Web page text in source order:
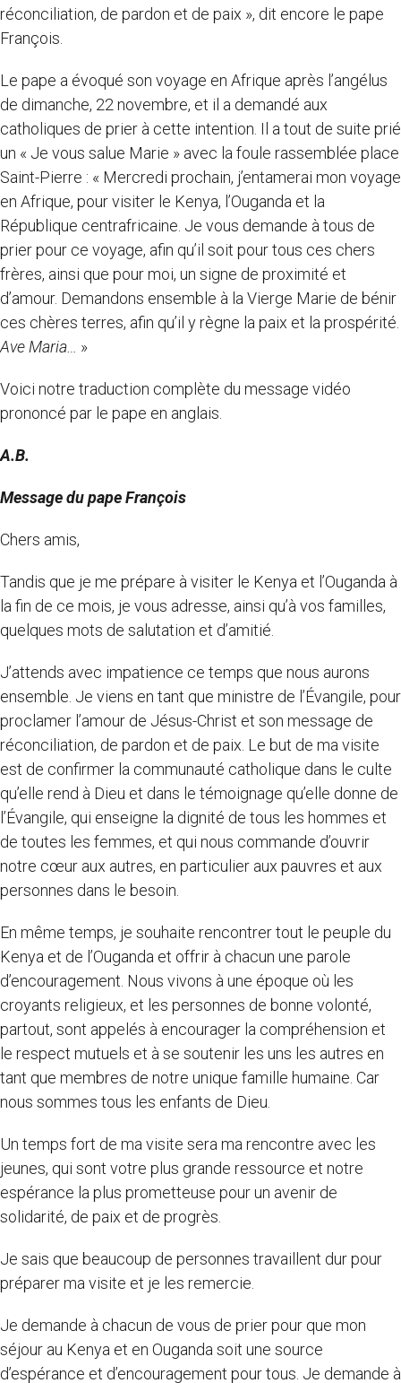
réconciliation, de pardon et de paix », dit encore le pape
François.
Le pape a évoqué son voyage en Afrique après l’angélus
de dimanche, 22 novembre, et il a demandé aux
catholiques de prier à cette intention. Il a tout de suite prié
un « Je vous salue Marie » avec la foule rassemblée place
Saint-Pierre : « Mercredi prochain, j’entamerai mon voyage
en Afrique, pour visiter le Kenya, l’Ouganda et la
République centrafricaine. Je vous demande à tous de
prier pour ce voyage, afin qu’il soit pour tous ces chers
frères, ainsi que pour moi, un signe de proximité et
d’amour. Demandons ensemble à la Vierge Marie de bénir
ces chères terres, afin qu’il y règne la paix et la prospérité.
Ave Maria…
»
Voici notre traduction complète du message vidéo
prononcé par le pape en anglais.
A.B.
Message du pape François
Chers amis,
Tandis que je me prépare à visiter le Kenya et l’Ouganda à
la fin de ce mois, je vous adresse, ainsi qu’à vos familles,
quelques mots de salutation et d’amitié.
J’attends avec impatience ce temps que nous aurons
ensemble. Je viens en tant que ministre de l’Évangile, pour
proclamer l’amour de Jésus-Christ et son message de
réconciliation, de pardon et de paix. Le but de ma visite
est de confirmer la communauté catholique dans le culte
qu’elle rend à Dieu et dans le témoignage qu’elle donne de
l’Évangile, qui enseigne la dignité de tous les hommes et
de toutes les femmes, et qui nous commande d’ouvrir
notre cœur aux autres, en particulier aux pauvres et aux
personnes dans le besoin.
En même temps, je souhaite rencontrer tout le peuple du
Kenya et de l’Ouganda et offrir à chacun une parole
d’encouragement. Nous vivons à une époque où les
croyants religieux, et les personnes de bonne volonté,
partout, sont appelés à encourager la compréhension et
le respect mutuels et à se soutenir les uns les autres en
tant que membres de notre unique famille humaine. Car
nous sommes tous les enfants de Dieu.
Un temps fort de ma visite sera ma rencontre avec les
jeunes, qui sont votre plus grande ressource et notre
espérance la plus prometteuse pour un avenir de
solidarité, de paix et de progrès.
Je sais que beaucoup de personnes travaillent dur pour
préparer ma visite et je les remercie.
Je demande à chacun de vous de prier pour que mon
séjour au Kenya et en Ouganda soit une source
d’espérance et d’encouragement pour tous. Je demande à